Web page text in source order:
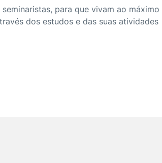
para que vivam ao máximo
dos estudos e das suas atividades